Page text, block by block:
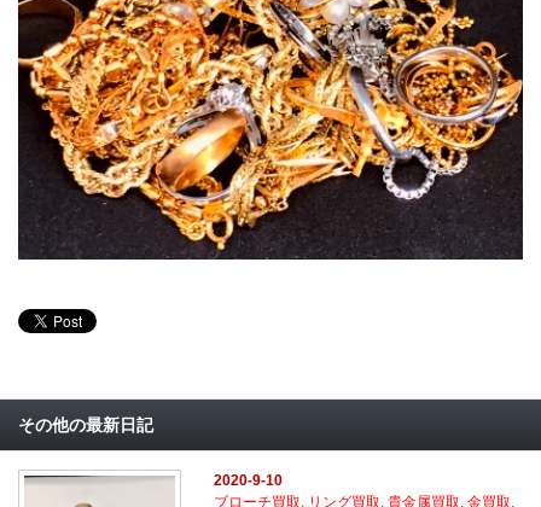
その他の最新日記
2020-9-10
ブローチ買取
リング買取 ,貴金属買取 ,金買取